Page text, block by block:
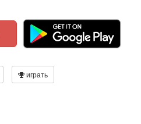
играть